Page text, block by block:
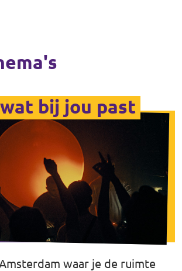
bij jou past
waar je de ruimte